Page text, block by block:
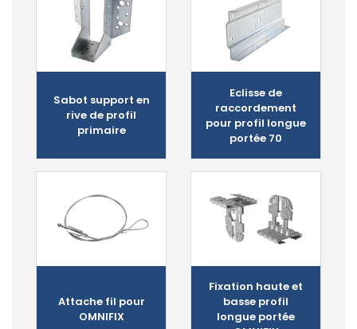
Sabot support en
rive de profil
primaire
Eclisse de
raccordement
pour profil longue
portée 70
Attache fil pour
OMNIFIX
Fixation haute et
basse profil
longue portée